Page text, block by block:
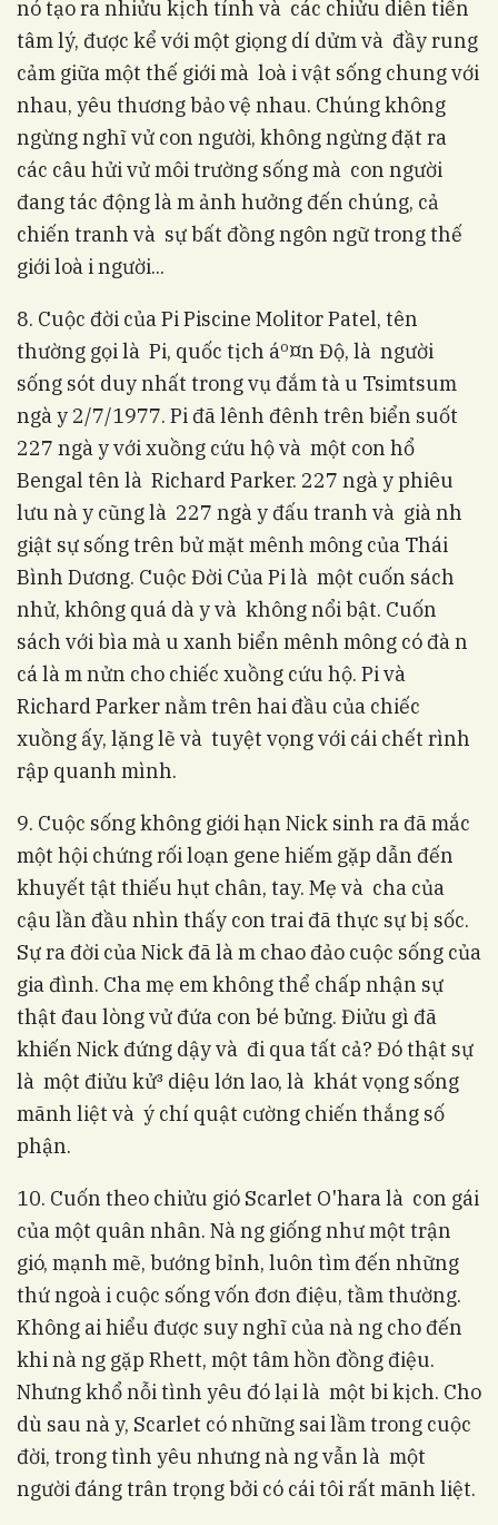
nó tạo ra nhiửu kịch tính và các chiửu diễn tiến
tâm lý, được kể với một giọng dí dửm và đầy rung
cảm giữa một thế giới mà loà i vật sống chung với
nhau, yêu thương bảo vệ nhau. Chúng không
ngừng nghĩ vử con người, không ngừng đặt ra
các câu hửi vử môi trường sống mà con người
đang tác động là m ảnh hưởng đến chúng, cả
chiến tranh và sự bất đồng ngôn ngữ trong thế
giới loà i người...
8. Cuộc đời của Pi Piscine Molitor Patel, tên
thường gọi là Pi, quốc tịch áº¤n Độ, là người
sống sót duy nhất trong vụ đắm tà u Tsimtsum
ngà y 2/7/1977. Pi đã lênh đênh trên biển suốt
227 ngà y với xuồng cứu hộ và một con hổ
Bengal tên là Richard Parker. 227 ngà y phiêu
lưu nà y cũng là 227 ngà y đấu tranh và già nh
giật sự sống trên bử mặt mênh mông của Thái
Bình Dương. Cuộc Đời Của Pi là một cuốn sách
nhử, không quá dà y và không nổi bật. Cuốn
sách với bìa mà u xanh biển mênh mông có đà n
cá là m nửn cho chiếc xuồng cứu hộ. Pi và
Richard Parker nằm trên hai đầu của chiếc
xuồng ấy, lặng lẽ và tuyệt vọng với cái chết rình
rập quanh mình.
9. Cuộc sống không giới hạn Nick sinh ra đã mắc
một hội chứng rối loạn gene hiếm gặp dẫn đến
khuyết tật thiếu hụt chân, tay. Mẹ và cha của
cậu lần đầu nhìn thấy con trai đã thực sự bị sốc.
Sự ra đời của Nick đã là m chao đảo cuộc sống của
gia đình. Cha mẹ em không thể chấp nhận sự
thật đau lòng vử đứa con bé bửng. Điửu gì đã
khiến Nick đứng dậy và đi qua tất cả? Đó thật sự
là một điửu kử³ diệu lớn lao, là khát vọng sống
mãnh liệt và ý chí quật cường chiến thắng số
phận.
10. Cuốn theo chiửu gió Scarlet O'hara là con gái
của một quân nhân. Nà ng giống như một trận
gió, mạnh mẽ, bướng bỉnh, luôn tìm đến những
thứ ngoà i cuộc sống vốn đơn điệu, tầm thường.
Không ai hiểu được suy nghĩ của nà ng cho đến
khi nà ng gặp Rhett, một tâm hồn đồng điệu.
Nhưng khổ nỗi tình yêu đó lại là một bi kịch. Cho
dù sau nà y, Scarlet có những sai lầm trong cuộc
đời, trong tình yêu nhưng nà ng vẫn là một
người đáng trân trọng bởi có cái tôi rất mãnh liệt.